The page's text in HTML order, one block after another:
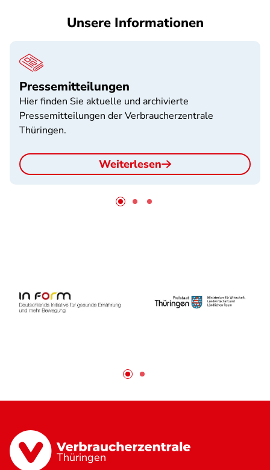
Unsere Informationen
Pressemitteilungen
Hier finden Sie aktuelle und archivierte
Pressemitteilungen der Verbraucherzentrale
Thüringen.
Weiterlesen
Thüringen